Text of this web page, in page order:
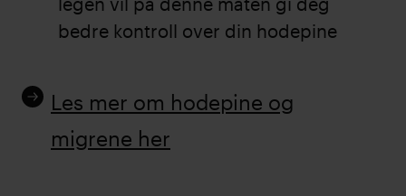
bedre kontroll over din hodepine
Les mer om hodepine og
migrene her